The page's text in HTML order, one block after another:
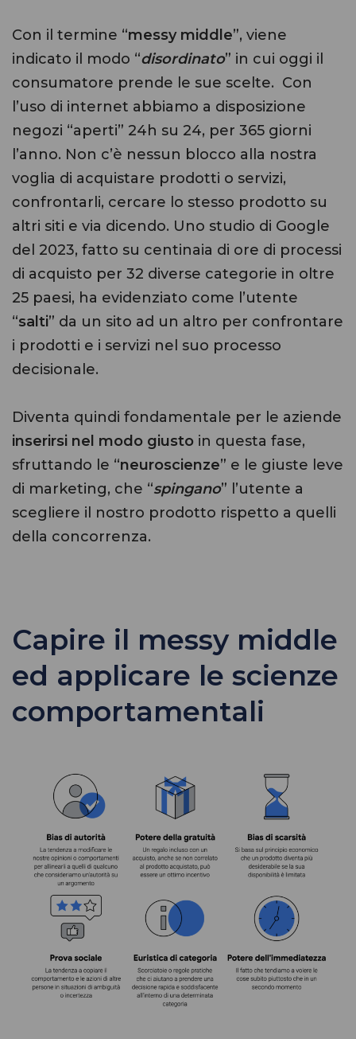
Con il termine “messy middle”, viene
indicato il modo “disordinato” in cui oggi il
consumatore prende le sue scelte. Con
l’uso di internet abbiamo a disposizione
negozi “aperti” 24h su 24, per 365 giorni
l’anno. Non c’è nessun blocco alla nostra
voglia di acquistare prodotti o servizi,
confrontarli, cercare lo stesso prodotto su
altri siti e via dicendo. Uno studio di Google
del 2023, fatto su centinaia di ore di processi
di acquisto per 32 diverse categorie in oltre
25 paesi, ha evidenziato come l’utente
“salti” da un sito ad un altro per confrontare
i prodotti e i servizi nel suo processo
decisionale.
Diventa quindi fondamentale per le aziende
inserirsi nel modo giusto in questa fase,
sfruttando le “neuroscienze” e le giuste leve
di marketing, che “spingano” l’utente a
scegliere il nostro prodotto rispetto a quelli
della concorrenza.
Capire il messy middle
ed applicare le scienze
comportamentali